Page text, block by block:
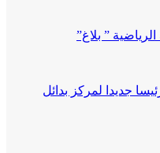
” بلاغ”
جديدا لمركز بدائل